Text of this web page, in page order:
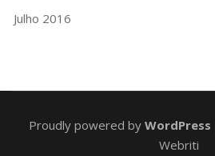
Julho 2016
Proudly powered by WordPress
Webriti